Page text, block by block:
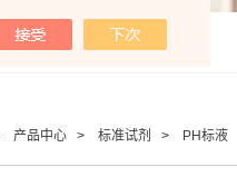
产品中心 > 标准试剂 > PH标液